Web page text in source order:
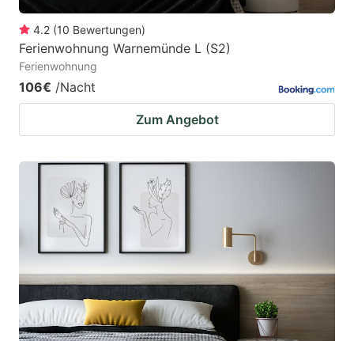
4.2 (10 Bewertungen)
Ferienwohnung Warnemünde L (S2)
Ferienwohnung
106€ /Nacht
Zum Angebot